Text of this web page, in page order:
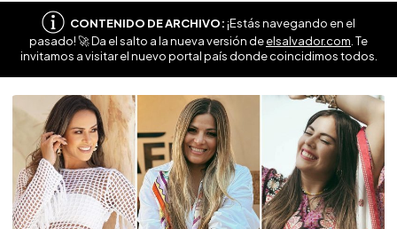
CONTENIDO DE ARCHIVO:¡Estás navegando en el
pasado! 🚀 Da el salto a la nueva versión deelsalvador.com . Te
invitamos a visitar el nuevo portal país donde coincidimos todos.